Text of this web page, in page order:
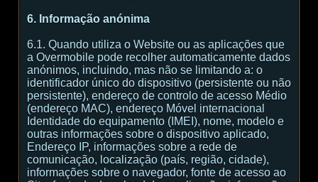
6. Informação anónima
6.1. Quando utiliza o Website ou as aplicações que
a Overmobile pode recolher automaticamente dados
anónimos, incluindo, mas não se limitando a: o
identificador único do dispositivo (persistente ou não
persistente), endereço de controlo de acesso Médio
(endereço MAC), endereço Móvel internacional
Identidade do equipamento (IMEI), nome, modelo e
outras informações sobre o dispositivo aplicado,
Endereço IP, informações sobre a rede de
comunicação, localização (país, região, cidade),
informações sobre o navegador, fonte de acesso ao